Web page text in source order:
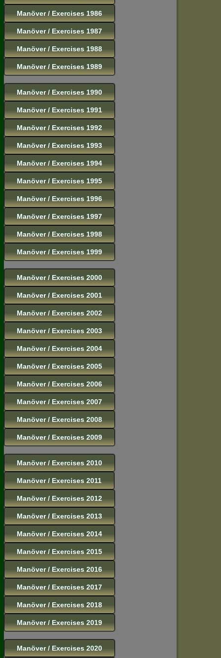
Manöver / Exercises 1986
Manöver / Exercises 1987
Manöver / Exercises 1988
Manöver / Exercises 1989
Manöver / Exercises 1990
Manöver / Exercises 1991
Manöver / Exercises 1992
Manöver / Exercises 1993
Manöver / Exercises 1994
Manöver / Exercises 1995
Manöver / Exercises 1996
Manöver / Exercises 1997
Manöver / Exercises 1998
Manöver / Exercises 1999
Manöver / Exercises 2000
Manöver / Exercises 2001
Manöver / Exercises 2002
Manöver / Exercises 2003
Manöver / Exercises 2004
Manöver / Exercises 2005
Manöver / Exercises 2006
Manöver / Exercises 2007
Manöver / Exercises 2008
Manöver / Exercises 2009
Manöver / Exercises 2010
Manöver / Exercises 2011
Manöver / Exercises 2012
Manöver / Exercises 2013
Manöver / Exercises 2014
Manöver / Exercises 2015
Manöver / Exercises 2016
Manöver / Exercises 2017
Manöver / Exercises 2018
Manöver / Exercises 2019
Manöver / Exercises 2020